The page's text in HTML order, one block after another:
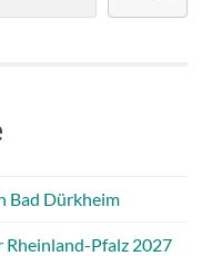
Bad Dürkheim
Pfalz 2027